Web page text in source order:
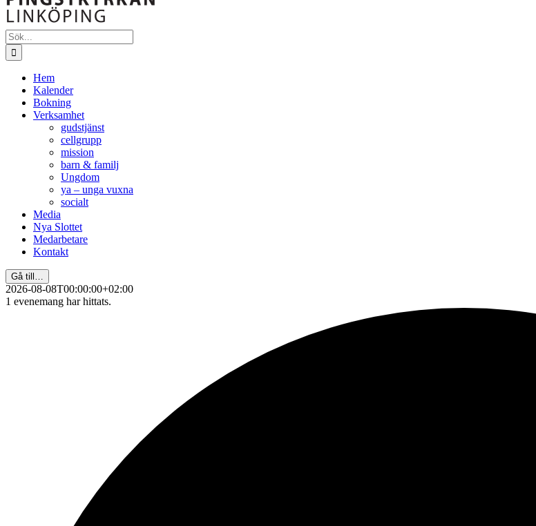
Sök
efter:
Hem
Kalender
Bokning
Verksamhet
gudstjänst
cellgrupp
mission
barn & familj
Ungdom
ya – unga vuxna
socialt
Media
Nya Slottet
Medarbetare
Kontakt
Gå till…
2026-08-08T00:00:00+02:00
1 evenemang har hittats.